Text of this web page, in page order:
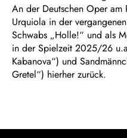
An der Deutschen Oper am
Urquiola in der
Schwabs „Holle!“ und als
in der Spielzeit 2025/26
Kabanova“) und
Gretel“) hierher zurück.